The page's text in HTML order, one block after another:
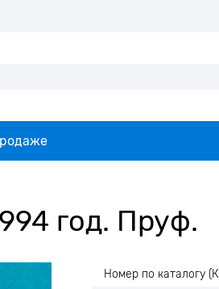
год. Пруф.
Номер по каталогу